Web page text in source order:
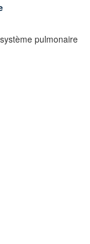
pulmonaire